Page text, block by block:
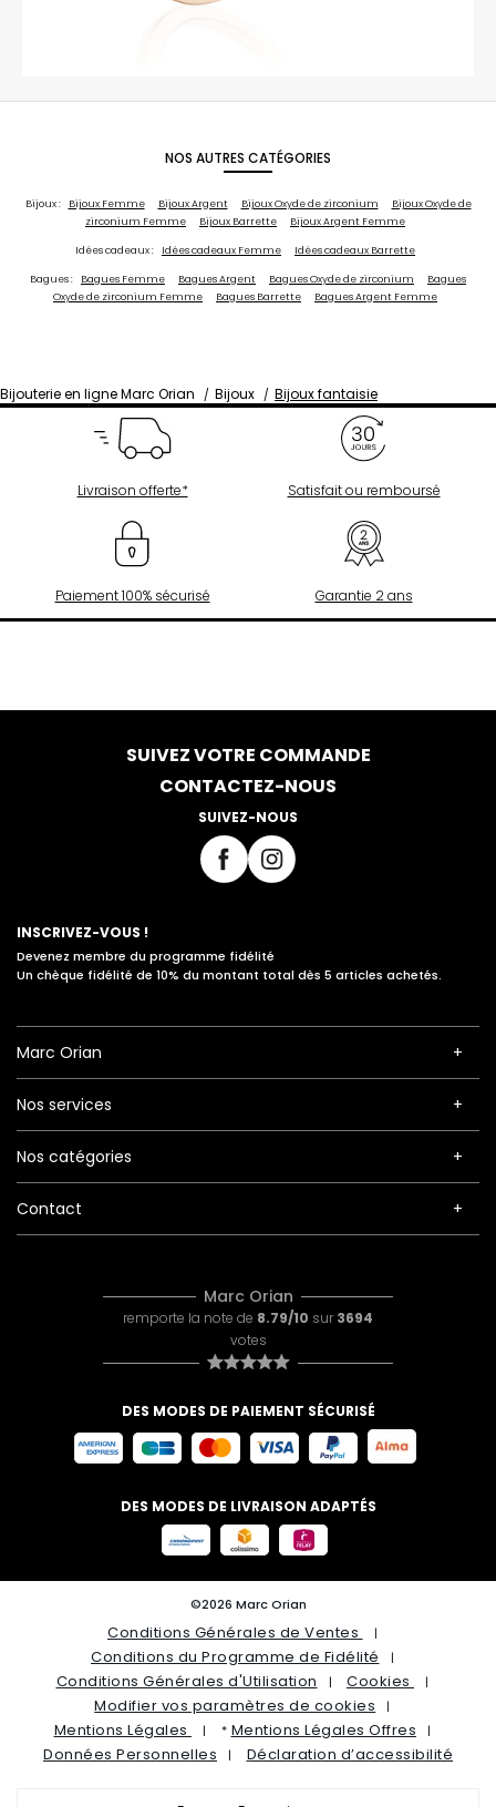
NOS AUTRES CATÉGORIES
Bijoux : Bijoux Femme Bijoux Argent Bijoux Oxyde de zirconium
Bijoux Oxyde de
zirconium Femme
Bijoux Barrette Bijoux Argent Femme
Idées cadeaux : Idées cadeaux Femme Idées cadeaux Barrette
Bagues : Bagues Femme Bagues Argent Bagues Oxyde de zirconium
Bagues
Oxyde de zirconium Femme
Bagues Barrette Bagues Argent Femme
Bijouterie en ligne Marc Orian Bijoux Bijoux fantaisie
Livraison offerte* Satisfait ou remboursé
Paiement 100% sécurisé Garantie 2 ans
SUIVEZ VOTRE COMMANDE
CONTACTEZ-NOUS
SUIVEZ-NOUS
INSCRIVEZ-VOUS !
Devenez membre du programme fidélité
Un chèque fidélité de 10% du montant total dès 5 articles achetés.
Marc Orian
Nos services
Nos catégories
Contact
Marc Orian
remporte la note de 8.79/10 sur 3694
votes
DES MODES DE PAIEMENT SÉCURISÉ
DES MODES DE LIVRAISON ADAPTÉS
©2026 Marc Orian
Conditions Générales de Ventes
Conditions du Programme de Fidélité
Conditions Générales d'Utilisation
Cookies
Modifier vos paramètres de cookies
Mentions Légales
* Mentions Légales Offres
Données Personnelles
Déclaration d’accessibilité